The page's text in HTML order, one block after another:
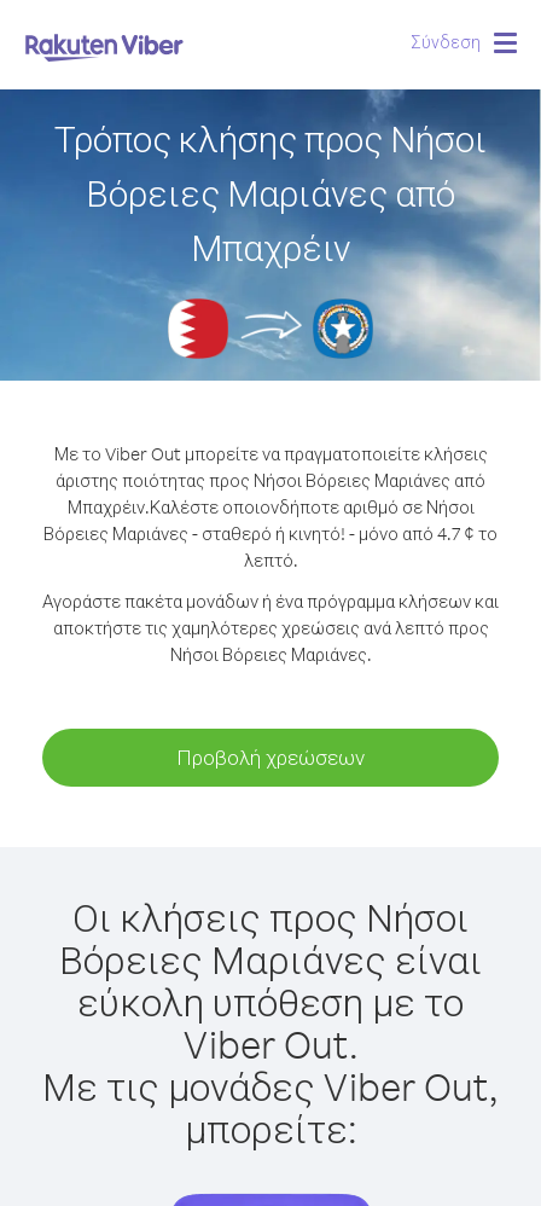
Σύνδεση
Τρόπος κλήσης προς Νήσοι
Βόρειες Μαριάνες από
Μπαχρέιν
Με το Viber Out μπορείτε να πραγματοποιείτε κλήσεις
άριστης ποιότητας προς Νήσοι Βόρειες Μαριάνες από
Μπαχρέιν.Καλέστε οποιονδήποτε αριθμό σε Νήσοι
Βόρειες Μαριάνες - σταθερό ή κινητό! - μόνο από 4.7 ¢ το
λεπτό.
Αγοράστε πακέτα μονάδων ή ένα πρόγραμμα κλήσεων και
αποκτήστε τις χαμηλότερες χρεώσεις ανά λεπτό προς
Νήσοι Βόρειες Μαριάνες.
Προβολή χρεώσεων
Οι κλήσεις προς Νήσοι
Βόρειες Μαριάνες είναι
εύκολη υπόθεση με το
Viber Out.
Με τις μονάδες Viber Out,
μπορείτε: